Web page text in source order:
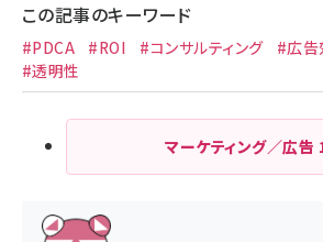
この記事のキーワード
#PDCA #ROI #コンサルティング #広告
#透明性
マーケティング／広告